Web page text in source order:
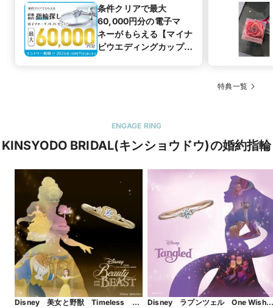
条件クリアで最大
60,000円分の電子マ
ネーがもらえる【マイナ
ビウエディングカップル
特典一覧
ENGAGE RING
KINSYODO BRIDAL(キンショウドウ)の婚約指輪
Disney 美女と野獣 Timeless
Disney ラプンツェル One Wish